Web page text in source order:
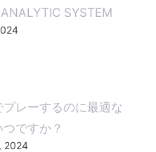
SYSTEM
プレーするのに最適な
ですか？
2024